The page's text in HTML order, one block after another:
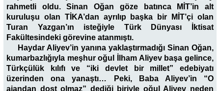
rahmetli oldu. Sinan Oğan göze batınca MİT’in alt
kuruluşu olan TİKA’dan ayrılıp başka bir MİT’çi olan
Turan Yazgan’ın isteğiyle Türk Dünyası İktisat
Fakültesindeki görevine atanmıştı.
Haydar Aliyev’in yanına yaklaştırmadığı Sinan Oğan,
kumarbazlığıyla meşhur oğul İlham Aliyev başa gelince,
Türkçülük kılıfı ve “iki devlet bir millet” edebiyatı
üzerinden ona yanaştı… Peki, Baba Aliyev’in “O
ajandan dost olmaz” dediği biriyle oğul Aliyev neden